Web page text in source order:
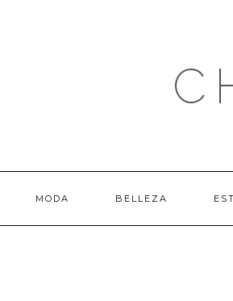
MODA BELLEZA